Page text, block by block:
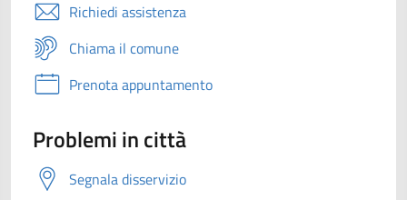
Richiedi assistenza
Chiama il comune
Prenota appuntamento
Problemi in città
Segnala disservizio